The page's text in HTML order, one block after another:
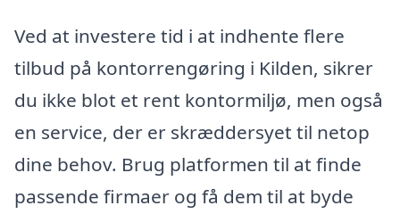
Ved at investere tid i at indhente flere
tilbud på kontorrengøring i Kilden, sikrer
du ikke blot et rent kontormiljø, men også
en service, der er skræddersyet til netop
dine behov. Brug platformen til at finde
passende firmaer og få dem til at byde